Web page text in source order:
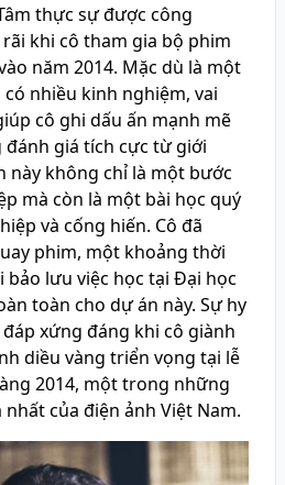
thực sự được công
khi cô tham gia bộ phim
năm 2014. Mặc dù là một
nhiều kinh nghiệm, vai
cô ghi dấu ấn mạnh mẽ
giá tích cực từ giới
này không chỉ là một bước
mà còn là một bài học quý
và cống hiến. Cô đã
phim, một khoảng thời
bảo lưu việc học tại Đại học
toàn cho dự án này. Sự hy
xứng đáng khi cô giành
diều vàng triển vọng tại lễ
2014, một trong những
của điện ảnh Việt Nam.